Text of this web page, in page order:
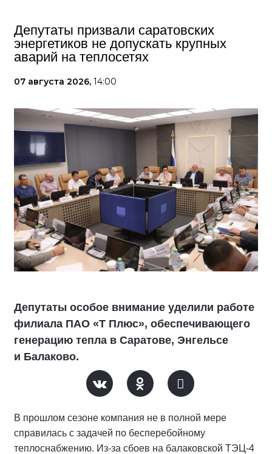
Депутаты призвали саратовских
энергетиков не допускать крупных
аварий на теплосетях
07 августа 2026, 14:00
Депутаты особое внимание уделили работе
филиала ПАО «Т Плюс», обеспечивающего
генерацию тепла в Саратове, Энгельсе
и Балаково.
В прошлом сезоне компания не в полной мере
справилась с задачей по бесперебойному
теплоснабжению. Из-за сбоев на балаковской ТЭЦ-4